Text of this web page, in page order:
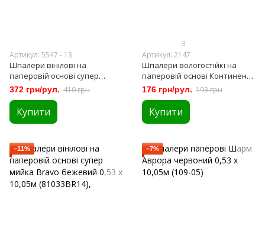
Артикул: 5547 - 13
Шпалери вінілові на
паперовій основі супер
мийка Слов'янські шпалери
Expromt B49.4 Ратуша
коричневий 0,53 х 10,05м
(5547-13)
372 грн/рул. 410 грн
Купити
3
Артикул: 2147
Шпалери вологостійкі на
паперовій основі Континент
Мокко коричневий 0,53 х
10,05м (2147)
176 грн/рул. 193 грн
Купити
−11% −7%